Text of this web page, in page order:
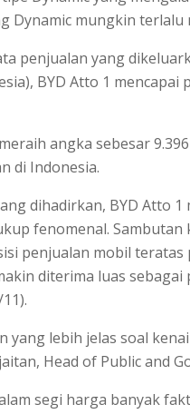
Dynamic mungkin terlalu
penjualan yang
BYD Atto 1
angka sebesar
di Indonesia.
dihadirkan, BYD Atto
fenomenal.
penjualan mobil
diterima luas
yang lebih jelas soal
Head of Public and
segi harga banyak